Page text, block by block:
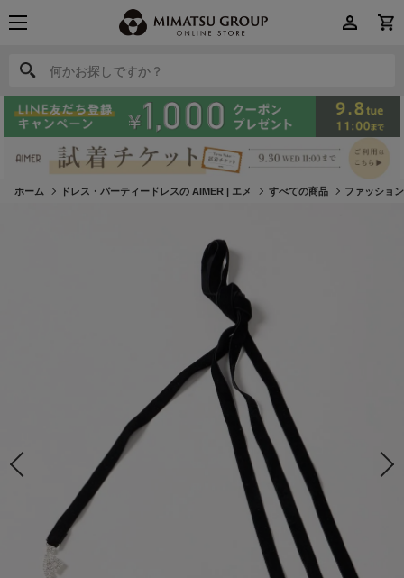
何かお探しですか？
何かお探しですか？
ホーム ドレス・パーティードレスの AIMER | エメ すべての商品 ファッショ